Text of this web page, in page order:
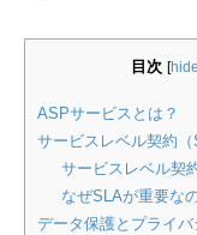
目次 [hide
ASPサービスとは？
サービスレベル契約
サービスレベル契
なぜSLAが重要な
データ保護とプライバ